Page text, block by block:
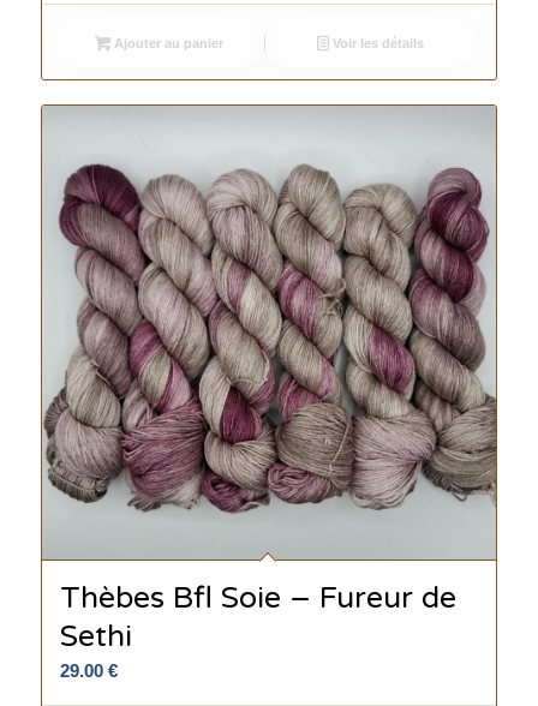
Ajouter au panier Voir les détails
Thèbes Bfl Soie – Fureur de
Sethi
29.00 €